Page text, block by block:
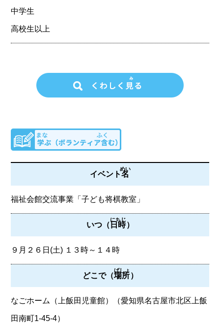
中学生
高校生以上
イベント名
めい
福祉会館交流事業「子ども将棋教室」
いつ（日時
にちじ
）
９月２６日(土) １３時～１４時
どこで（場所
ばしょ
）
なごホーム（上飯田児童館）（愛知県名古屋市北区上飯
田南町1-45-4）